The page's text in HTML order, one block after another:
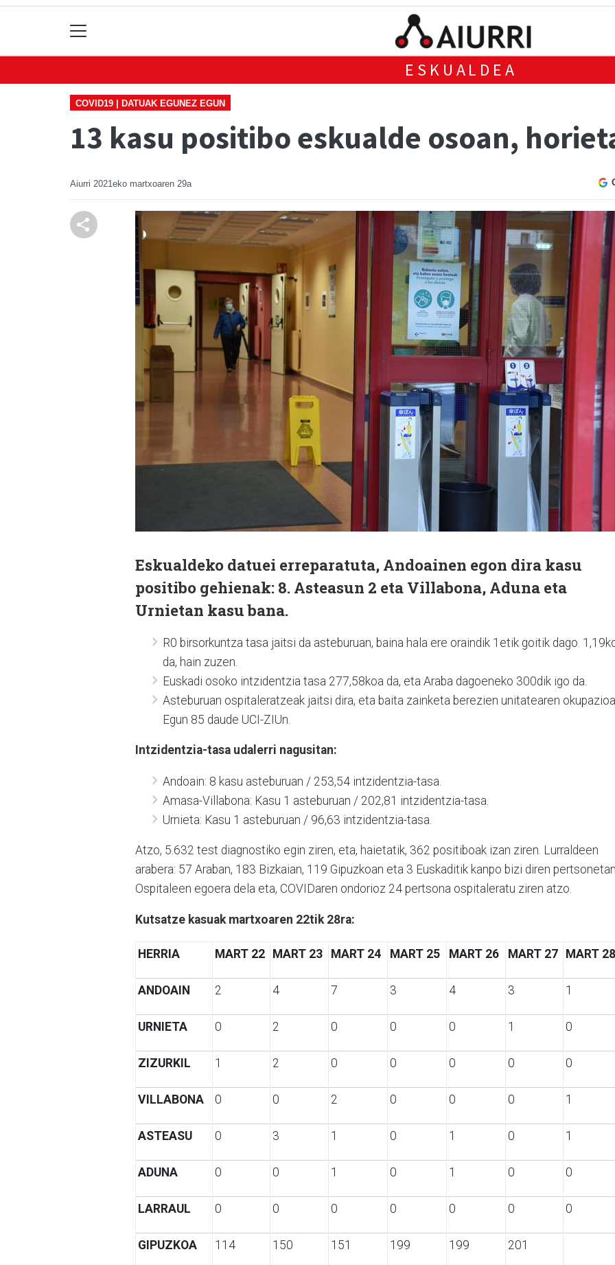
ESKUALDEA
COVID19 | DATUAK EGUNEZ EGUN
13 kasu positibo eskualde osoan,
Aiurri 2021eko martxoaren 29a
Eskualdeko datuei erreparatuta, Andoainen egon dira kasu
positibo gehienak: 8. Asteasun 2 eta Villabona, Aduna eta
Urnietan kasu bana.
R0 birsorkuntza tasa jaitsi da asteburuan, baina hala ere oraindik 1etik goitik dago.
da, hain zuzen.
Euskadi osoko intzidentzia tasa 277,58koa da, eta Araba dagoeneko 300dik igo da.
Asteburuan ospitaleratzeak jaitsi dira, eta baita zainketa berezien unitatearen
Egun 85 daude UCI-ZIUn.
Intzidentzia-tasa udalerri nagusitan:
Andoain: 8 kasu asteburuan / 253,54 intzidentzia-tasa.
Amasa-Villabona: Kasu 1 asteburuan / 202,81 intzidentzia-tasa.
Urnieta: Kasu 1 asteburuan / 96,63 intzidentzia-tasa.
Atzo, 5.632 test diagnostiko egin ziren, eta, haietatik, 362 positiboak izan ziren. Lurraldeen
arabera: 57 Araban, 183 Bizkaian, 119 Gipuzkoan eta 3 Euskaditik kanpo bizi diren pertsonetan.
Ospitaleen egoera dela eta, COVIDaren ondorioz 24 pertsona ospitaleratu ziren atzo.
Kutsatze kasuak martxoaren 22tik 28ra:
HERRIA MART 22 MART 23 MART 24 MART 25 MART 26 MART 27 MART 28
ANDOAIN 2 4 7 3 4 3 1
URNIETA 0 2 0 0 0 1 0
ZIZURKIL 1 2 0 0 0 0 0
VILLABONA 0 0 2 0 0 0 1
ASTEASU 0 3 1 0 1 0 1
ADUNA 0 0 1 0 1 0 0
LARRAUL 0 0 0 0 0 0 0
GIPUZKOA 114 150 151 199 199 201